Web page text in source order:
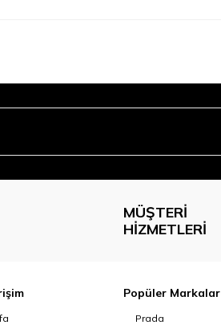
MÜŞTERI
HIZMETLERI
Popüler Markalar
Prada